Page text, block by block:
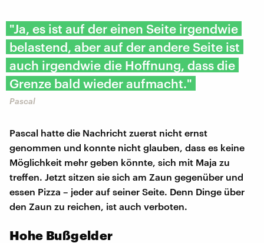
"Ja, es ist auf der einen Seite irgendwie
belastend, aber auf der andere Seite ist
auch irgendwie die Hoffnung, dass die
Grenze bald wieder aufmacht."
Pascal
Pascal hatte die Nachricht zuerst nicht ernst
genommen und konnte nicht glauben, dass es keine
Möglichkeit mehr geben könnte, sich mit Maja zu
treffen. Jetzt sitzen sie sich am Zaun gegenüber und
essen Pizza – jeder auf seiner Seite. Denn Dinge über
den Zaun zu reichen, ist auch verboten.
Hohe Bußgelder